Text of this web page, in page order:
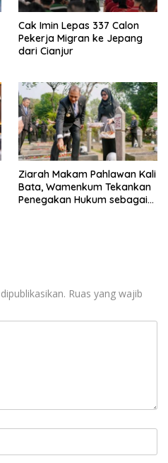
Cak Imin Lepas 337 Calon
Pekerja Migran ke Jepang
dari Cianjur
Ziarah Makam Pahlawan Kali
Bata, Wamenkum Tekankan
Penegakan Hukum sebagai
Ruas yang wajib